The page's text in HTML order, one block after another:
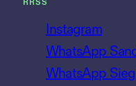
RRSS
Instagram
WhatsApp
WhatsApp